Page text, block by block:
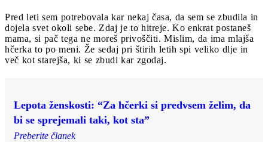
Pred leti sem potrebovala kar nekaj časa, da sem se zbudila in
dojela svet okoli sebe. Zdaj je to hitreje. Ko enkrat postaneš
mama, si pač tega ne moreš privoščiti. Mislim, da ima mlajša
hčerka to po meni. Že sedaj pri štirih letih spi veliko dlje in
več kot starejša, ki se zbudi kar zgodaj.
Lepota ženskosti: “Za hčerki si predvsem želim, da
bi se sprejemali taki, kot sta”
Preberite članek